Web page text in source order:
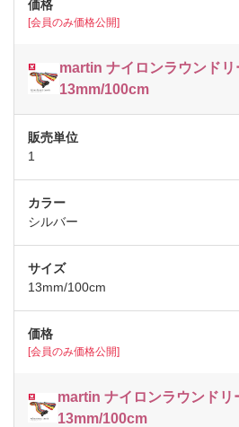
[会員のみ価格公開]
martin ナイロンラウンドリ
13mm/100cm
1
シルバー
13mm/100cm
[会員のみ価格公開]
martin ナイロンラウンドリ
13mm/100cm